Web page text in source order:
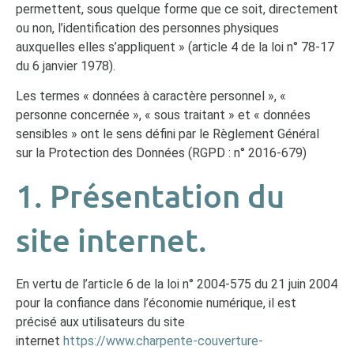
permettent, sous quelque forme que ce soit, directement
ou non, l’identification des personnes physiques
auxquelles elles s’appliquent » (article 4 de la loi n° 78-17
du 6 janvier 1978).
Les termes « données à caractère personnel », «
personne concernée », « sous traitant » et « données
sensibles » ont le sens défini par le Règlement Général
sur la Protection des Données (RGPD : n° 2016-679)
1. Présentation du
site internet.
En vertu de l’article 6 de la loi n° 2004-575 du 21 juin 2004
pour la confiance dans l’économie numérique, il est
précisé aux utilisateurs du site
internet https://www.charpente-couverture-